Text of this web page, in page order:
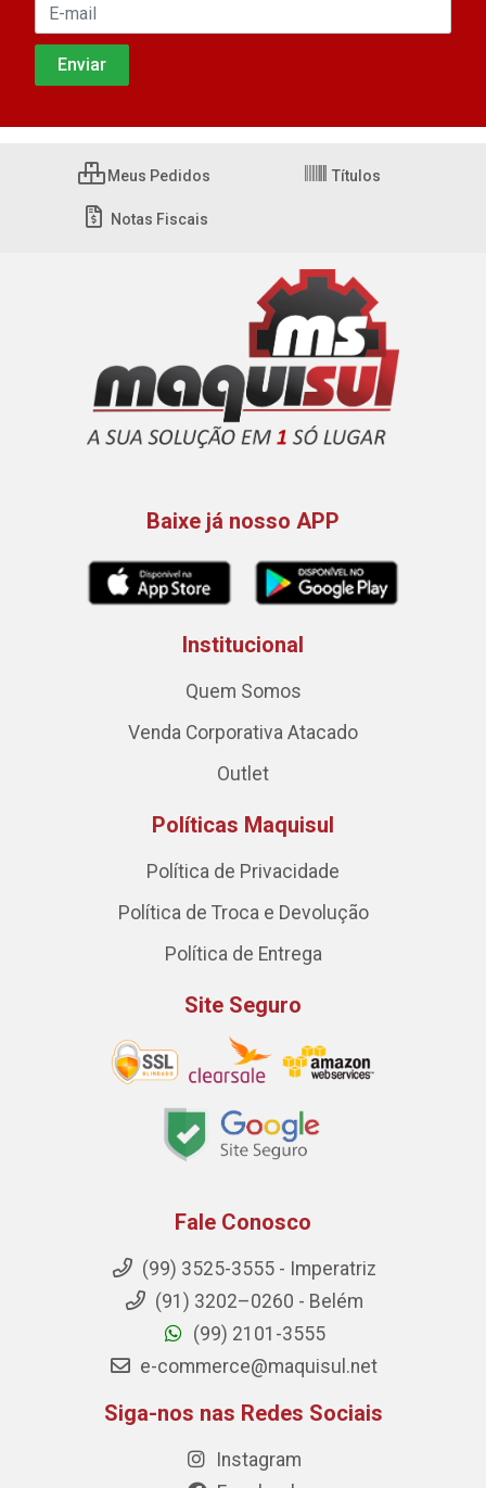
Meus Pedidos Títulos
Notas Fiscais
Baixe já nosso APP
Institucional
Quem Somos
Venda Corporativa Atacado
Outlet
Políticas Maquisul
Política de Privacidade
Política de Troca e Devolução
Política de Entrega
Site Seguro
Fale Conosco
(99) 3525-3555 - Imperatriz
(91) 3202–0260 - Belém
(99) 2101-3555
e-commerce@maquisul.net
Siga-nos nas Redes Sociais
Instagram